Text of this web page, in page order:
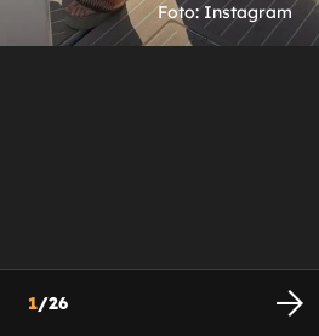
Foto: Instagram
1/26